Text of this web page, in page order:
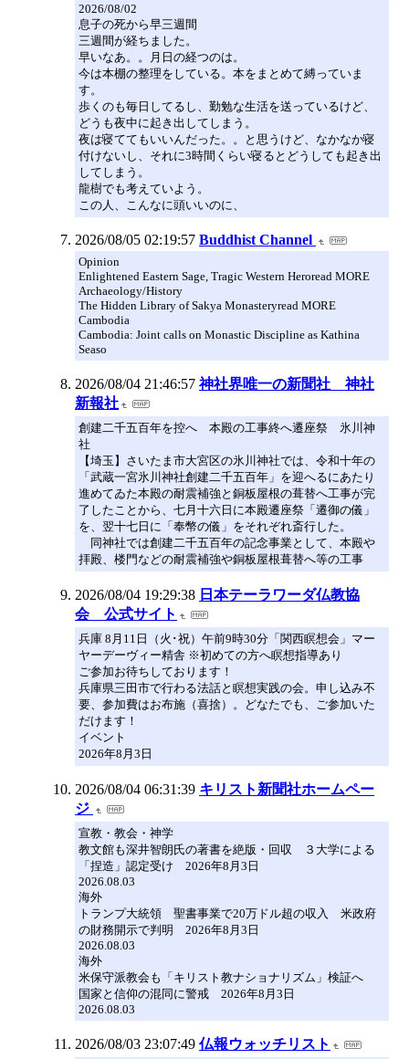
2026/08/02
息子の死から早三週間
三週間が経ちました。
早いなあ。。月日の経つのは。
今は本棚の整理をしている。本をまとめて縛っていま
す。
歩くのも毎日してるし、勤勉な生活を送っているけど、
どうも夜中に起き出してしまう。
夜は寝ててもいいんだった。。と思うけど、なかなか寝
付けないし、それに3時間くらい寝るとどうしても起き出
してしまう。
龍樹でも考えていよう。
この人、こんなに頭いいのに、
2026/08/05 02:19:57 Buddhist Channel
Opinion
Enlightened Eastern Sage, Tragic Western Heroread MORE
Archaeology/History
The Hidden Library of Sakya Monasteryread MORE
Cambodia
Cambodia: Joint calls on Monastic Discipline as Kathina
Seaso
2026/08/04 21:46:57 神社界唯一の新聞社 神社
新報社
創建二千五百年を控へ 本殿の工事終へ遷座祭 氷川神
社
【埼玉】さいたま市大宮区の氷川神社では、令和十年の
「武蔵一宮氷川神社創建二千五百年」を迎へるにあたり
進めてゐた本殿の耐震補強と銅板屋根の葺替へ工事が完
了したことから、七月十六日に本殿遷座祭「遷御の儀」
を、翌十七日に「奉幣の儀」をそれぞれ斎行した。
同神社では創建二千五百年の記念事業として、本殿や
拝殿、楼門などの耐震補強や銅板屋根葺替へ等の工事
2026/08/04 19:29:38 日本テーラワーダ仏教協
会 公式サイト
兵庫 8月11日（火･祝）午前9時30分「関西瞑想会」マー
ヤーデーヴィー精舎 ※初めての方へ瞑想指導あり
ご参加お待ちしております！
兵庫県三田市で行わる法話と瞑想実践の会。申し込み不
要、参加費はお布施（喜捨）。どなたでも、ご参加いた
だけます！
イベント
2026年8月3日
2026/08/04 06:31:39 キリスト新聞社ホームペー
ジ
宣教・教会・神学
教文館も深井智朗氏の著書を絶版・回収 ３大学による
「捏造」認定受け 2026年8月3日
2026.08.03
海外
トランプ大統領 聖書事業で20万ドル超の収入 米政府
の財務開示で判明 2026年8月3日
2026.08.03
海外
米保守派教会も「キリスト教ナショナリズム」検証へ
国家と信仰の混同に警戒 2026年8月3日
2026.08.03
2026/08/03 23:07:49 仏報ウォッチリスト